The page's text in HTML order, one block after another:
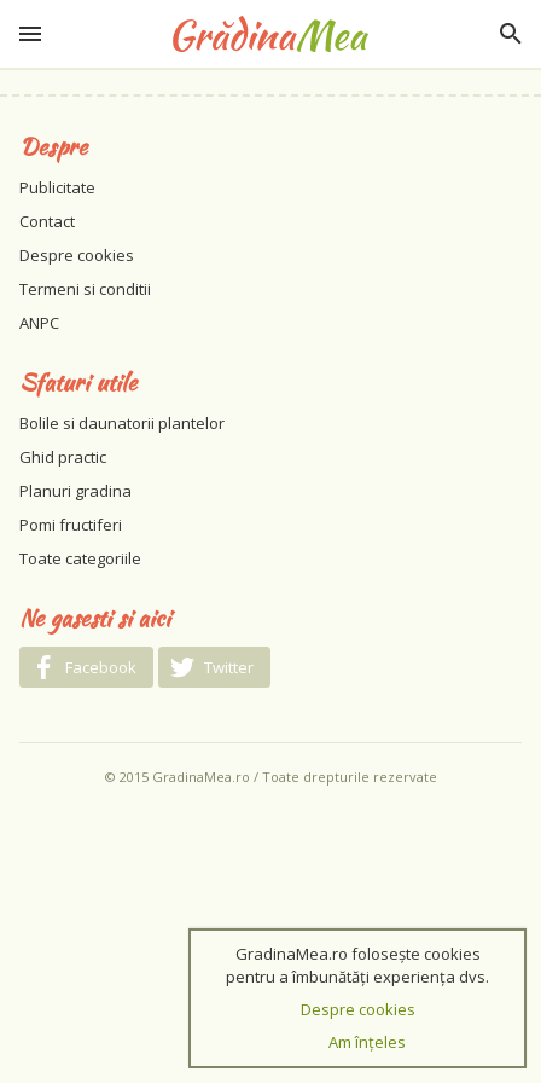
Despre
Publicitate
Contact
Despre cookies
Termeni si conditii
ANPC
Sfaturi utile
Bolile si daunatorii plantelor
Ghid practic
Planuri gradina
Pomi fructiferi
Toate categoriile
Ne gasesti si aici
Facebook Twitter
© 2015 GradinaMea.ro / Toate drepturile rezervate
GradinaMea.ro folosește cookies
pentru a îmbunătăți experiența dvs.
Despre cookies
Am înțeles